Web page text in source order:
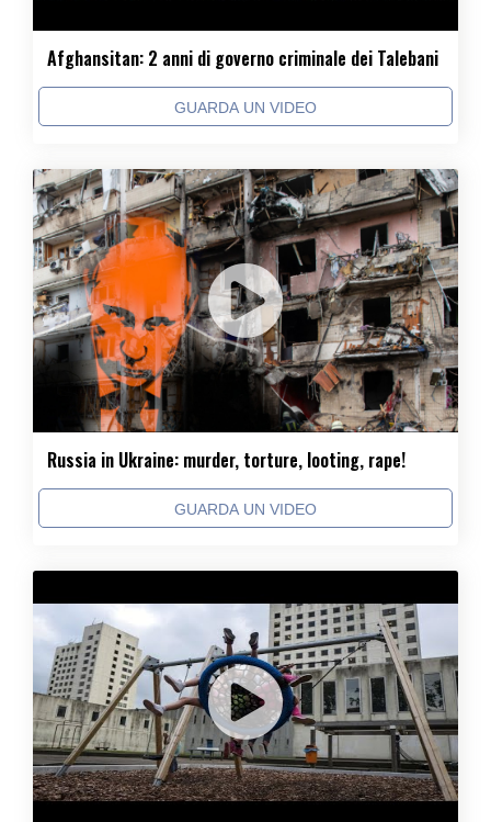
Afghansitan: 2 anni di governo criminale dei Talebani
GUARDA UN VIDEO
Russia in Ukraine: murder, torture, looting, rape!
GUARDA UN VIDEO